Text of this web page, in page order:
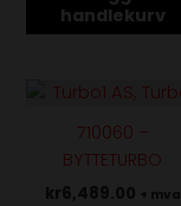
handlekurv
710060 –
BYTTETURBO
kr6,489.00 + mva